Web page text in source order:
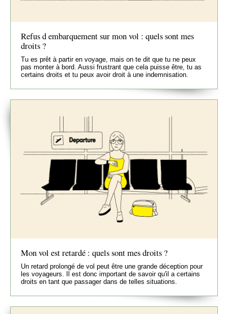
Refus d embarquement sur mon vol : quels sont mes
droits ?
Tu es prêt à partir en voyage, mais on te dit que tu ne peux
pas monter à bord. Aussi frustrant que cela puisse être, tu as
certains droits et tu peux avoir droit à une indemnisation.
Mon vol est retardé : quels sont mes droits ?
Un retard prolongé de vol peut être une grande déception pour
les voyageurs. Il est donc important de savoir qu'il a certains
droits en tant que passager dans de telles situations.